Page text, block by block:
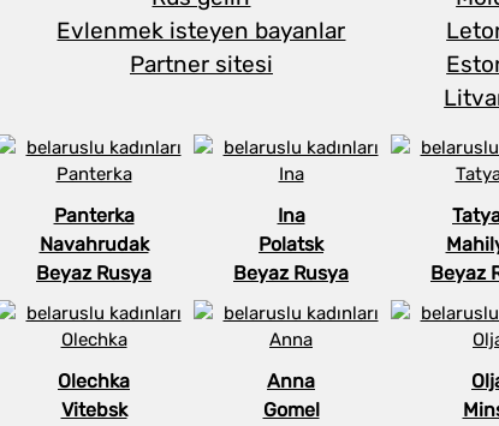
Evlenmek isteyen bayanlar
Partner sitesi
Panterka
Navahrudak
Beyaz Rusya
Ina
Polatsk
Beyaz Rusya
Beyaz
Olechka
Vitebsk
Anna
Gomel